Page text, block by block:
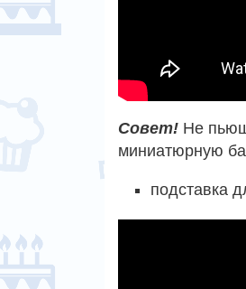
Совет! Не
миниатюрную
подставка